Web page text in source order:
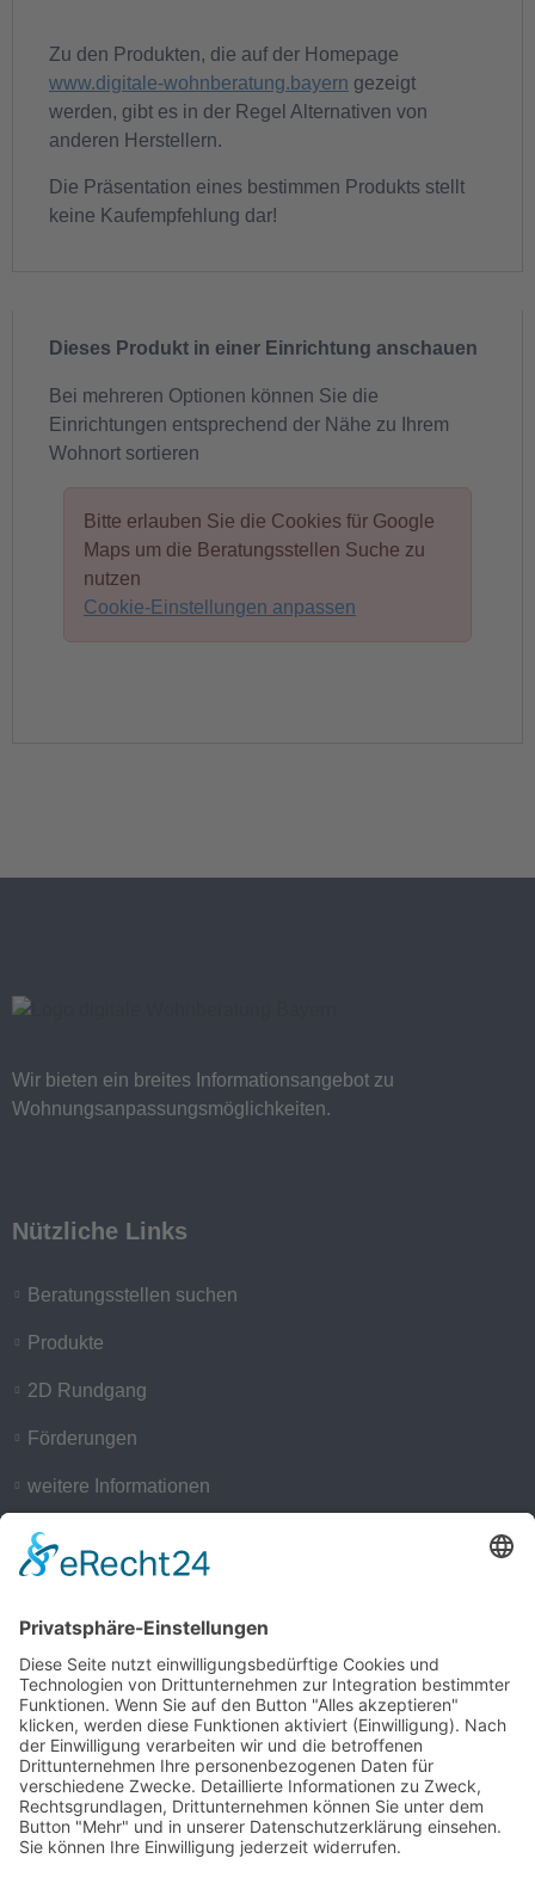
Zu den Produkten, die auf der Homepage
www.digitale-wohnberatung.bayern gezeigt
werden, gibt es in der Regel Alternativen von
anderen Herstellern.
Die Präsentation eines bestimmen Produkts stellt
keine Kaufempfehlung dar!
Dieses Produkt in einer Einrichtung anschauen
Bei mehreren Optionen können Sie die
Einrichtungen entsprechend der Nähe zu Ihrem
Wohnort sortieren
Bitte erlauben Sie die Cookies für Google
Maps um die Beratungsstellen Suche zu
nutzen
Cookie-Einstellungen anpassen
Wir bieten ein breites Informationsangebot zu
Wohnungsanpassungsmöglichkeiten.
Nützliche Links
Beratungsstellen suchen
Produkte
2D Rundgang
Förderungen
weitere Informationen